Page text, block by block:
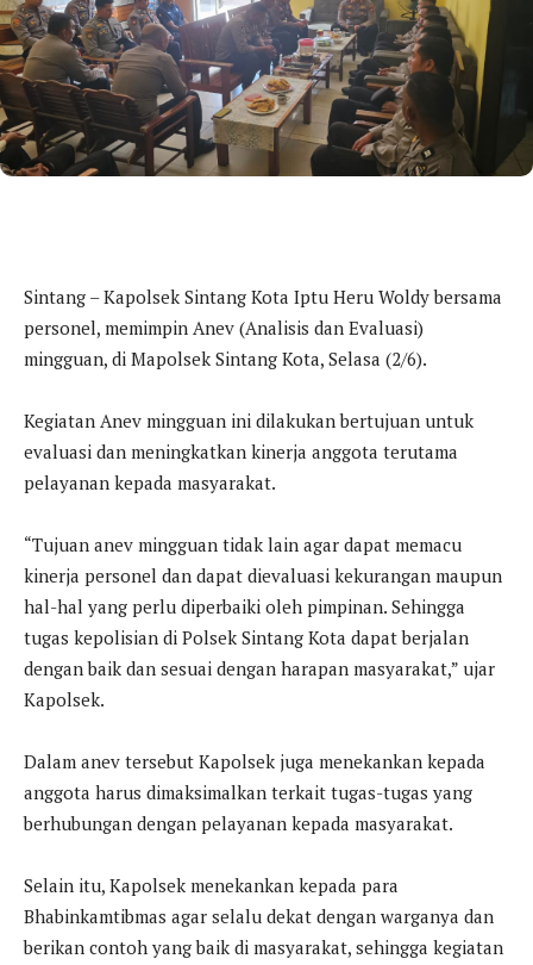
Sintang – Kapolsek Sintang Kota Iptu Heru Woldy bersama
personel, memimpin Anev (Analisis dan Evaluasi)
mingguan, di Mapolsek Sintang Kota, Selasa (2/6).
Kegiatan Anev mingguan ini dilakukan bertujuan untuk
evaluasi dan meningkatkan kinerja anggota terutama
pelayanan kepada masyarakat.
“Tujuan anev mingguan tidak lain agar dapat memacu
kinerja personel dan dapat dievaluasi kekurangan maupun
hal-hal yang perlu diperbaiki oleh pimpinan. Sehingga
tugas kepolisian di Polsek Sintang Kota dapat berjalan
dengan baik dan sesuai dengan harapan masyarakat,” ujar
Kapolsek.
Dalam anev tersebut Kapolsek juga menekankan kepada
anggota harus dimaksimalkan terkait tugas-tugas yang
berhubungan dengan pelayanan kepada masyarakat.
Selain itu, Kapolsek menekankan kepada para
Bhabinkamtibmas agar selalu dekat dengan warganya dan
berikan contoh yang baik di masyarakat, sehingga kegiatan